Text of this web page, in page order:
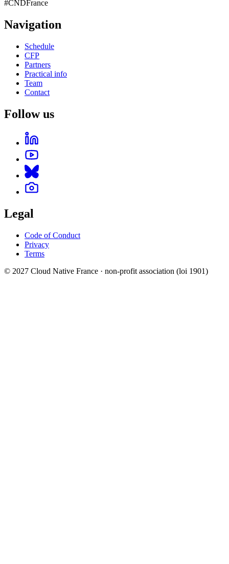
#CNDFrance
Navigation
Schedule
CFP
Partners
Practical info
Team
Contact
Follow us
Legal
Code of Conduct
Privacy
Terms
© 2027 Cloud Native France · non-profit association (loi 1901)